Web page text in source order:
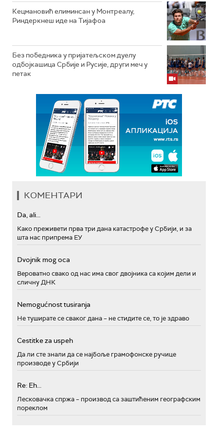
Кецмановић елиминсан у Монтреалу,
Риндеркнеш иде на Тијафоа
Без победника у пријатељском дуелу
одбојкашица Србије и Русије, други меч у
петак
КОМЕНТАРИ
Da, ali...
Како преживети прва три дана катастрофе у Србији, и за
шта нас припрема ЕУ
Dvojnik mog oca
Вероватно свако од нас има свог двојника са којим дели и
сличну ДНК
Nemogućnost tusiranja
Не туширате се сваког дана – не стидите се, то је здраво
Cestitke za uspeh
Да ли сте знали да се најбоље грамофонске ручице
производе у Србији
Re: Eh...
Лесковачка спржа – производ са заштићеним географским
пореклом